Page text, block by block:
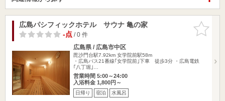
お気に入
りに追加
広島パシフィックホテル サウナ 亀の家
-点/ 0 件
広島県 / 広島市中区
毘沙門台駅7.92km 女学院前駅58m
・広島バス21番線｢女学院前｣下車 徒歩3分 ・広島電鉄
｢八丁堀｣…
営業時間 5:00～24:00
入浴料金 1,800円～
日帰り 宿泊 水風呂